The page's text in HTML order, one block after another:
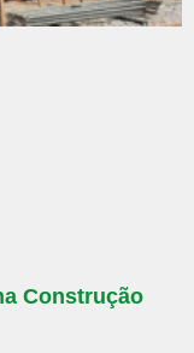
Construção